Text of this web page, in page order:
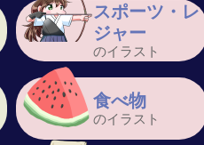
スポーツ・レ
ジャー
のイラスト
食べ物
のイラスト